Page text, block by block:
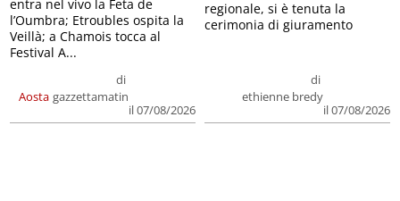
Aosta
di
gazzettamatin
il 07/08/2026
entra nel vivo la Feta de
l’Oumbra; Etroubles ospita la
Veillà; a Chamois tocca al
Festival A...
di
ethienne bredy
il 07/08/2026
regionale, si è tenuta la
cerimonia di giuramento